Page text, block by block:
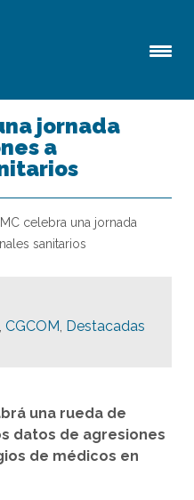
jornada
a
celebra una jornada
sanitarios
, CGCOM, Destacadas
una rueda de
datos de agresiones
de médicos en